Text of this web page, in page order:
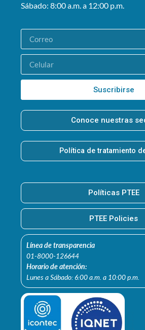
Sábado: 8:00 a.m. a 12:00 p.m.
Suscribirse
Conoce nuestras
Política de tratamiento
Políticas PTEE
PTEE Policies
Línea de transparencia
01-8000-126644
Horario de atención:
Lunes a Sábado: 6:00 a.m. a 10:00 p.m.